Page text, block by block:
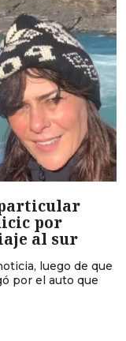
particular
por
al sur
luego de que
por el auto que